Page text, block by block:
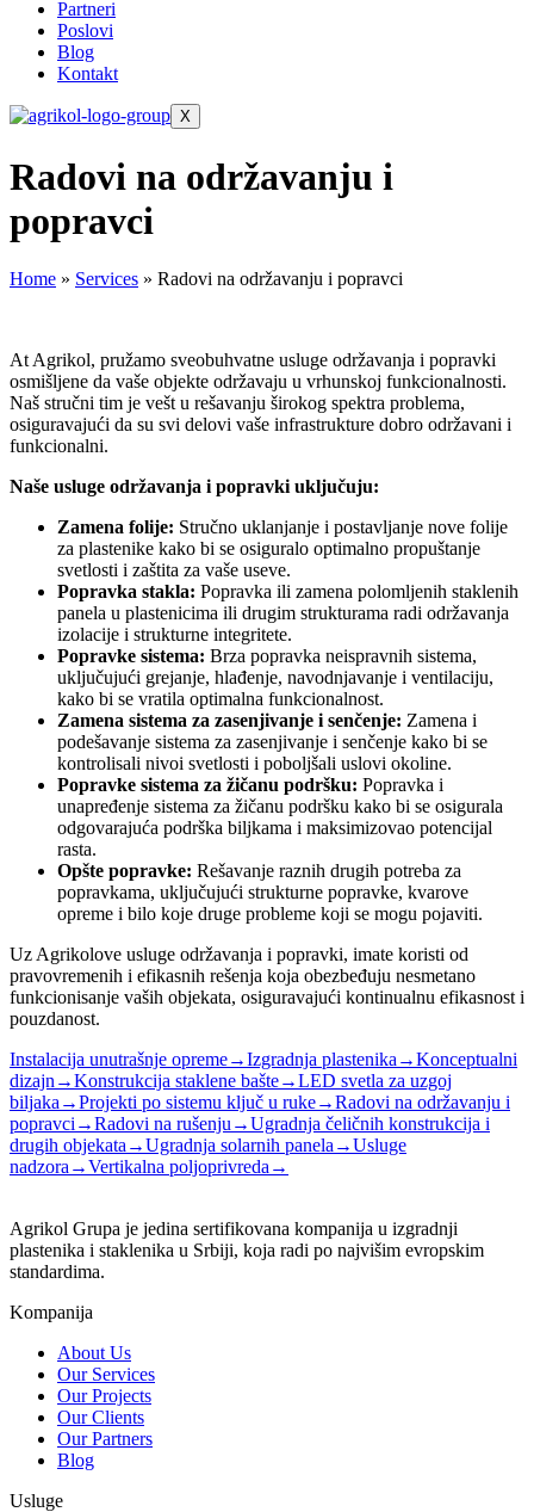
Partneri
Poslovi
Blog
Kontakt
X
Radovi na održavanju i
popravci
Home » Services » Radovi na održavanju i popravci
At Agrikol, pružamo sveobuhvatne usluge održavanja i popravki
osmišljene da vaše objekte održavaju u vrhunskoj funkcionalnosti.
Naš stručni tim je vešt u rešavanju širokog spektra problema,
osiguravajući da su svi delovi vaše infrastrukture dobro održavani i
funkcionalni.
Naše usluge održavanja i popravki uključuju:
Zamena folije: Stručno uklanjanje i postavljanje nove folije
za plastenike kako bi se osiguralo optimalno propuštanje
svetlosti i zaštita za vaše useve.
Popravka stakla: Popravka ili zamena polomljenih staklenih
panela u plastenicima ili drugim strukturama radi održavanja
izolacije i strukturne integritete.
Popravke sistema: Brza popravka neispravnih sistema,
uključujući grejanje, hlađenje, navodnjavanje i ventilaciju,
kako bi se vratila optimalna funkcionalnost.
Zamena sistema za zasenjivanje i senčenje: Zamena i
podešavanje sistema za zasenjivanje i senčenje kako bi se
kontrolisali nivoi svetlosti i poboljšali uslovi okoline.
Popravke sistema za žičanu podršku: Popravka i
unapređenje sistema za žičanu podršku kako bi se osigurala
odgovarajuća podrška biljkama i maksimizovao potencijal
rasta.
Opšte popravke: Rešavanje raznih drugih potreba za
popravkama, uključujući strukturne popravke, kvarove
opreme i bilo koje druge probleme koji se mogu pojaviti.
Uz Agrikolove usluge održavanja i popravki, imate koristi od
pravovremenih i efikasnih rešenja koja obezbeđuju nesmetano
funkcionisanje vaših objekata, osiguravajući kontinualnu efikasnost i
pouzdanost.
Instalacija unutrašnje opreme→Izgradnja plastenika →Konceptualni
dizajn →Konstrukcija staklene bašte→LED svetla za uzgoj
biljaka →Projekti po sistemu ključ u ruke→Radovi na održavanju i
popravci →Radovi na rušenju →Ugradnja čeličnih konstrukcija i
drugih objekata →Ugradnja solarnih panela →Usluge
nadzora →Vertikalna poljoprivreda →
Agrikol Grupa je jedina sertifikovana kompanija u izgradnji
plastenika i staklenika u Srbiji, koja radi po najvišim evropskim
standardima.
Kompanija
About Us
Our Services
Our Projects
Our Clients
Our Partners
Blog
Usluge